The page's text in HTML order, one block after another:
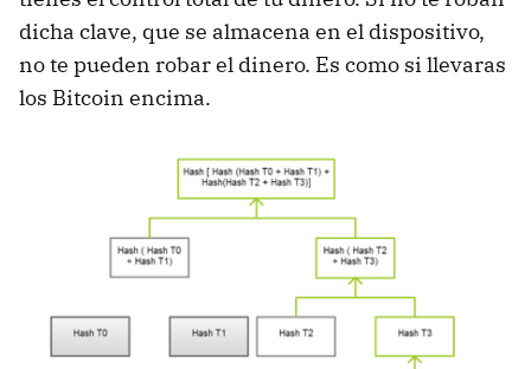
dicha clave, que se almacena en el dispositivo,
no te pueden robar el dinero. Es como si llevaras
los Bitcoin encima.